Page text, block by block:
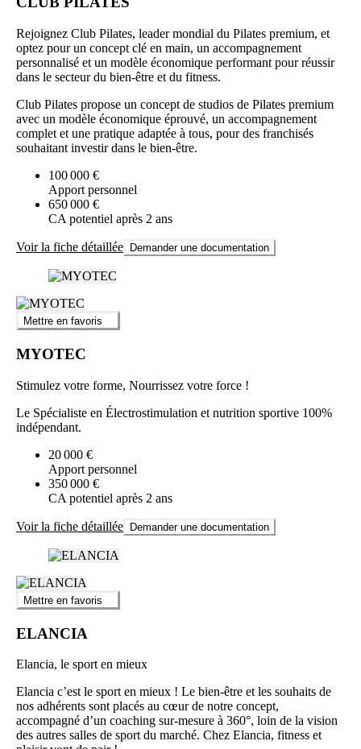
Rejoignez Club Pilates, leader mondial du Pilates premium, et
optez pour un concept clé en main, un accompagnement
personnalisé et un modèle économique performant pour réussir
dans le secteur du bien-être et du fitness.
Club Pilates propose un concept de studios de Pilates premium
avec un modèle économique éprouvé, un accompagnement
complet et une pratique adaptée à tous, pour des franchisés
souhaitant investir dans le bien-être.
100 000 €
Apport personnel
650 000 €
CA potentiel après 2 ans
Voir la fiche détaillée Demander une documentation
Mettre en favoris
MYOTEC
Stimulez votre forme, Nourrissez votre force !
Le Spécialiste en Électrostimulation et nutrition sportive 100%
indépendant.
20 000 €
Apport personnel
350 000 €
CA potentiel après 2 ans
Voir la fiche détaillée Demander une documentation
Mettre en favoris
ELANCIA
Elancia, le sport en mieux
Elancia c’est le sport en mieux ! Le bien-être et les souhaits de
nos adhérents sont placés au cœur de notre concept,
accompagné d’un coaching sur-mesure à 360°, loin de la vision
des autres salles de sport du marché. Chez Elancia, fitness et